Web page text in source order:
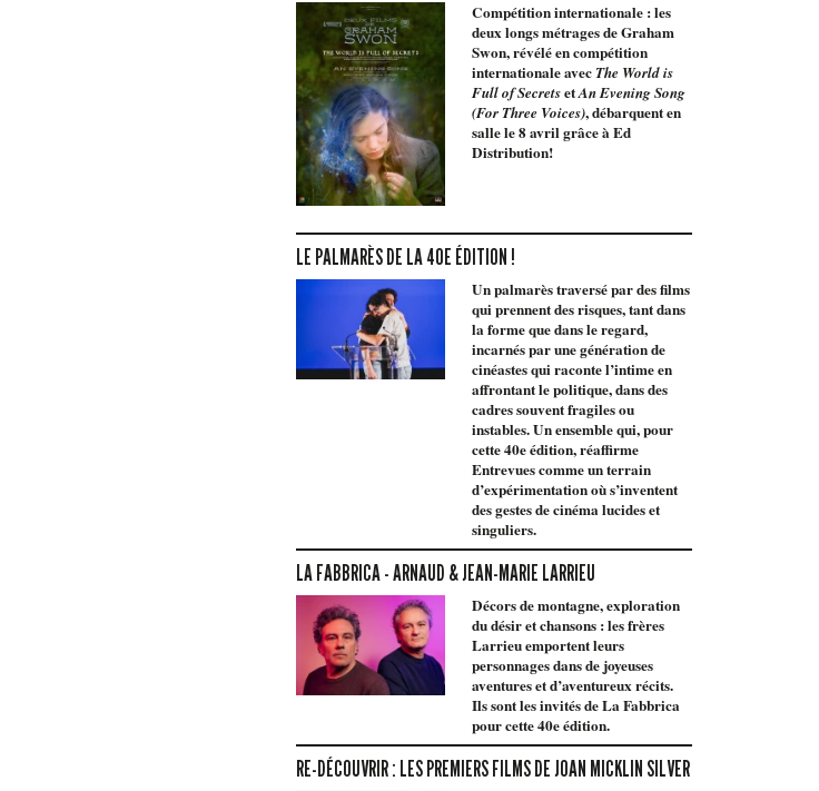
Compétition internationale : les
deux longs métrages de Graham
Swon, révélé en compétition
internationale avecThe World is
Full of SecretsetAn Evening Song
(For Three Voices), débarquent en
salle le 8 avril grâce à Ed
Distribution!
LE PALMARÈS DE LA 40E ÉDITION !
Un palmarès traversé par des films
qui prennent des risques, tant dans
la forme que dans le regard,
incarnés par une génération de
cinéastes qui raconte l’intime en
affrontant le politique, dans des
cadres souvent fragiles ou
instables. Un ensemble qui, pour
cette 40e édition, réaffirme
Entrevues comme un terrain
d’expérimentation où s’inventent
des gestes de cinéma lucides et
singuliers.
LA FABBRICA - ARNAUD & JEAN-MARIE LARRIEU
Décors de montagne, exploration
du désir et chansons : les frères
Larrieu emportent leurs
personnages dans de joyeuses
aventures et d’aventureux récits.
Ils sont les invités de La Fabbrica
pour cette 40e édition.
RE-DÉCOUVRIR : LES PREMIERS FILMS DE JOAN MICKLIN SILVER